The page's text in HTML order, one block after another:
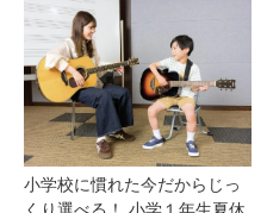
小学校に慣れた今だからじっ